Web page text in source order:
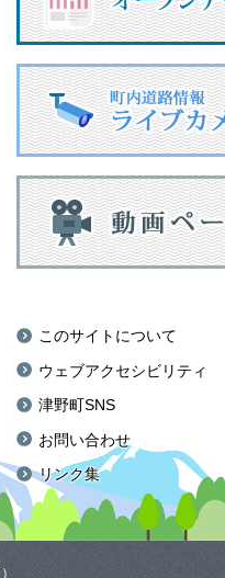
このサイトについて
ウェブアクセシビリティ
津野町SNS
お問い合わせ
リンク集
）